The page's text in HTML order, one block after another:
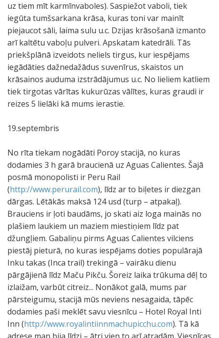
uz tiem mīt karmīnvaboles). Saspiežot vaboli, tiek
iegūta tumšsarkana krāsa, kuras toni var mainīt
piejaucot sāli, laima sulu u.c. Dzijas krāsošanā izmanto
arī kaltētu vaboļu pulveri. Apskatam katedrāli. Tās
priekšplānā izveidots neliels tirgus, kur iespējams
iegādāties dažnedažādus suvenīrus, skaistos un
krāsainos auduma izstrādājumus u.c. No lieliem katliem
tiek tirgotas vārītas kukurūzas vālītes, kuras graudi ir
reizes 5 lielāki kā mums ierastie.
19.septembris
No rīta tiekam nogādāti Poroy stacijā, no kuras
dodamies 3 h garā braucienā uz Aguas Calientes. Šajā
posmā monopolisti ir Peru Rail
(http://www.perurail.com), līdz ar to biļetes ir diezgan
dārgas. Lētākās maksā 124 usd (turp – atpakaļ).
Brauciens ir ļoti baudāms, jo skati aiz loga mainās no
plašiem laukiem un maziem miestiņiem līdz pat
džungļiem. Gabaliņu pirms Aguas Calientes vilciens
piestāj pieturā, no kuras iespējams doties populārajā
Inku takas (Inca trail) trekingā – vairāku dienu
pārgājienā līdz Maču Pikču. Šoreiz laika trūkuma dēļ to
izlaižam, varbūt citreiz... Nonākot galā, mums par
pārsteigumu, stacijā mūs neviens nesagaida, tāpēc
dodamies paši meklēt savu viesnīcu – Hotel Royal Inti
Inn (http://www.royalintiinnmachupicchu.com). Tā kā